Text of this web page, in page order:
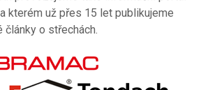
kterém už přes 15 let publikujeme
o střechách.